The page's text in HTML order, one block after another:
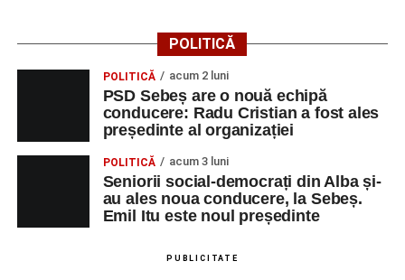
POLITICĂ
POLITICĂ acum 2 luni
PSD Sebeș are o nouă echipă
conducere: Radu Cristian a fost ales
președinte al organizației
POLITICĂ acum 3 luni
Seniorii social-democrați din Alba și-
au ales noua conducere, la Sebeș.
Emil Itu este noul președinte
PUBLICITATE